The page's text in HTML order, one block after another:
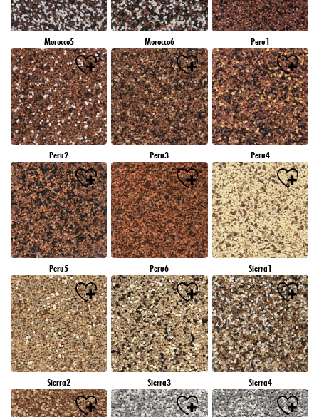
Morocco5 Morocco6 Peru1
Peru2 Peru3 Peru4
Peru5 Peru6 Sierra1
Sierra2 Sierra3 Sierra4